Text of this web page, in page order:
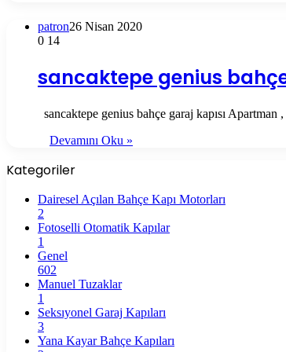
patron26 Nisan 2020
0 14
sancaktepe genius
sancaktepe genius bahçe garaj kapısı
Devamını Oku »
Kategoriler
Dairesel Açılan Bahçe Kapı Motorları
2
Fotoselli Otomatik Kapılar
1
Genel
602
Manuel Tuzaklar
1
Seksıyonel Garaj Kapıları
3
Yana Kayar Bahçe Kapıları